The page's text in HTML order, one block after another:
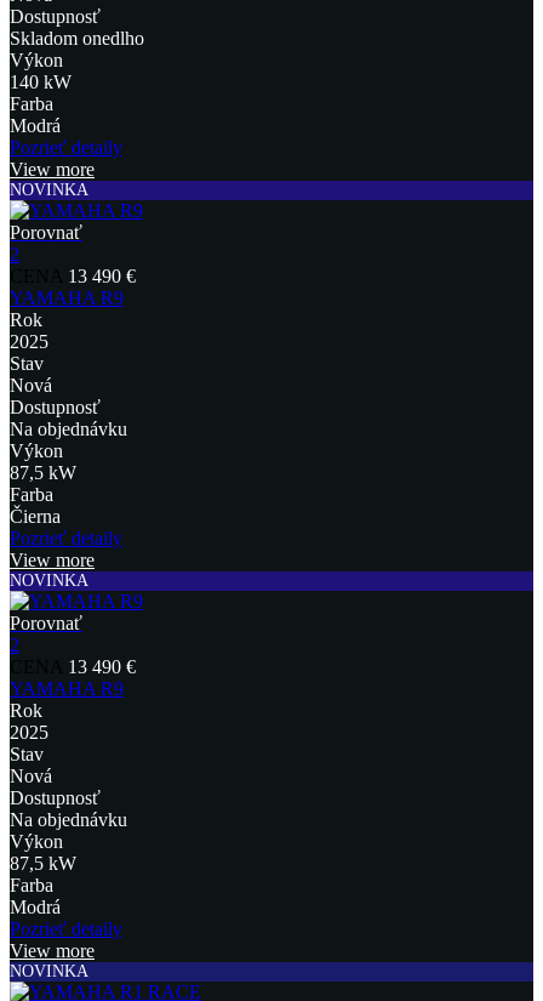
Dostupnosť
Skladom onedlho
Výkon
140 kW
Farba
Modrá
Pozrieť detaily
View more
NOVINKA
Porovnať
2
13 490 €
YAMAHA R9
Rok
2025
Stav
Nová
Dostupnosť
Na objednávku
Výkon
87,5 kW
Farba
Čierna
Pozrieť detaily
View more
NOVINKA
Porovnať
2
13 490 €
YAMAHA R9
Rok
2025
Stav
Nová
Dostupnosť
Na objednávku
Výkon
87,5 kW
Farba
Modrá
Pozrieť detaily
View more
NOVINKA